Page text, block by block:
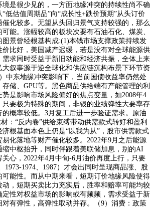
是很少见的，一方面地缘冲突的持续性尚不确
低估值周期品”向“成长性+跌价预期”从头订价
化较多。无望从头回归景气支持较强的，那么
能。涨幅较高的板块次要有石油石化、煤炭、
景曾经根基构成:(1)本钱市场支撑政策持续发
比好，美国减产迟缓，若是没有对全球能源供
求同时受益于新旧动能和经济共振，全体上来
叙事源于逆全球化和供应链沉构布景下环节资
中东地缘冲突影响下，当前国债收益率仍然处
储、GPU等。黑色商品供给端有产能管理的利
是影响市场风险偏好的焦点变量，如2008年4
要极为特殊的期间，非银的业绩弹性大要率存
概率较低。3月复工后进一步验证需求。原油
：“反内卷”供给束缚带动供需款式转好和盈利
根基面本色上仍是“以我为从”，股市供需款式
化落地等财产催化较多。2022年9月之后能源
中枢抬升，同时伴跟着美联储加息，别的AI
心，2022年4月中旬-6月油价再度上行，只要
1973-1974、1987）才会出同时呈现商品涨、股
能性。而从中期来看，短期订价地缘风险使得
，短期买卖比力充实后，胜率和赔率可能均较
性对权益市场的影响或有频频，需求受益于新
有弹性，高弹性取动并存。（9）消费：政策